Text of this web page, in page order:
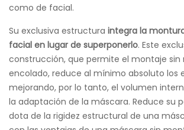
como de facial.
Su exclusiva estructura integra la
facial en lugar de superponerlo. Este
construcción, que permite el montaje sin
encolado, reduce al mínimo absoluto los
mejorando, por lo tanto, el volumen
la adaptación de la máscara. Reduce su
dota de la rigidez estructural de una